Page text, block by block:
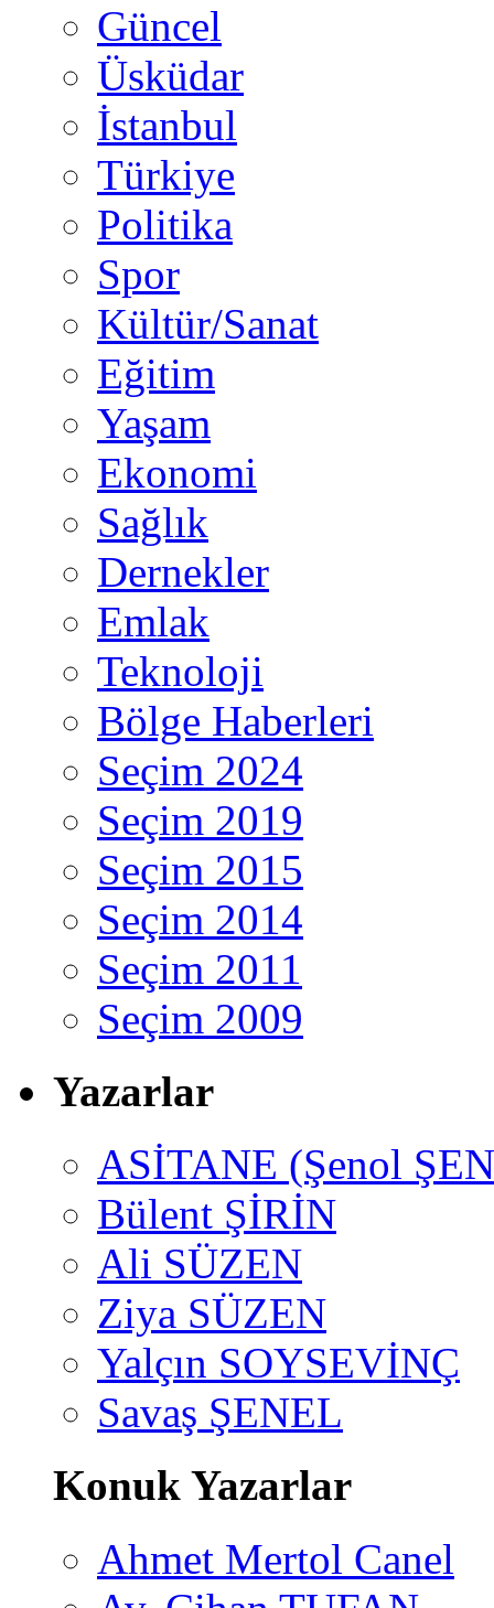
Güncel
Üsküdar
İstanbul
Türkiye
Politika
Spor
Kültür/Sanat
Eğitim
Yaşam
Ekonomi
Sağlık
Dernekler
Emlak
Teknoloji
Bölge Haberleri
Seçim 2024
Seçim 2019
Seçim 2015
Seçim 2014
Seçim 2011
Seçim 2009
Yazarlar
ASİTANE (Şenol
Bülent ŞİRİN
Ali SÜZEN
Ziya SÜZEN
Yalçın SOYSEVİNÇ
Savaş ŞENEL
Konuk Yazarlar
Ahmet Mertol Canel